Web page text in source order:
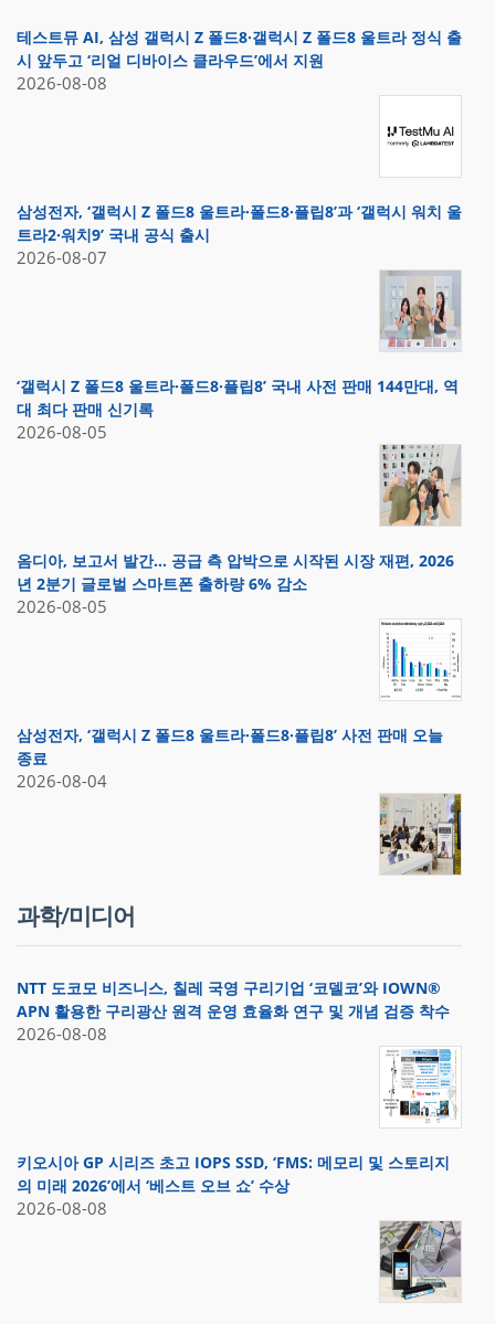
테스트뮤 AI, 삼성 갤럭시 Z 폴드8·갤럭시 Z 폴드8 울트라 정식 출
시 앞두고 ‘리얼 디바이스 클라우드’에서 지원
2026-08-08
삼성전자, ‘갤럭시 Z 폴드8 울트라·폴드8·플립8’과 ‘갤럭시 워치 울
트라2·워치9’ 국내 공식 출시
2026-08-07
‘갤럭시 Z 폴드8 울트라·폴드8·플립8’ 국내 사전 판매 144만대, 역
대 최다 판매 신기록
2026-08-05
옴디아, 보고서 발간… 공급 측 압박으로 시작된 시장 재편, 2026
년 2분기 글로벌 스마트폰 출하량 6% 감소
2026-08-05
삼성전자, ‘갤럭시 Z 폴드8 울트라·폴드8·플립8’ 사전 판매 오늘
종료
2026-08-04
과학/미디어
NTT 도코모 비즈니스, 칠레 국영 구리기업 ‘코델코’와 IOWN®
APN 활용한 구리광산 원격 운영 효율화 연구 및 개념 검증 착수
2026-08-08
키오시아 GP 시리즈 초고 IOPS SSD, ‘FMS: 메모리 및 스토리지
의 미래 2026’에서 ‘베스트 오브 쇼’ 수상
2026-08-08